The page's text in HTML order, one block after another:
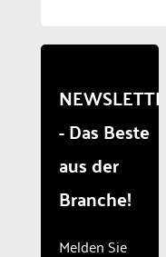
due to
that
are
not
disclosed
to the
The
owner
- Das Beste
aus der
Branche!
Melden Sie